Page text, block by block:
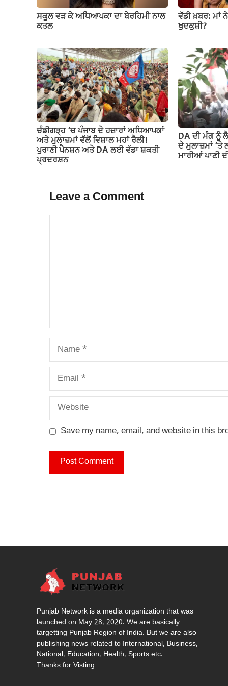
ਸਕੂਲ ਵੜ ਕੇ ਅਧਿਆਪਕਾ ਦਾ ਬੇਰਹਿਮੀ ਨਾਲ
ਕਤਲ
ਵੱਡੀ ਖ਼ਬਰ: ਮਾਂ
ਖੁਦਕੁਸ਼ੀ?
ਚੰਡੀਗੜ੍ਹ ‘ਚ ਪੰਜਾਬ ਦੇ ਹਜ਼ਾਰਾਂ ਅਧਿਆਪਕਾਂ
ਅਤੇ ਮੁਲਾਜ਼ਮਾਂ ਵੱਲੋਂ ਵਿਸ਼ਾਲ ਮਹਾਂ ਰੈਲੀ!
ਪੁਰਾਣੀ ਪੈਨਸ਼ਨ ਅਤੇ DA ਲਈ ਵੱਡਾ ਸ਼ਕਤੀ
ਪ੍ਰਦਰਸ਼ਨ
DA ਦੀ ਮੰਗ ਨੂੰ
ਦੇ ਮੁਲਾਜ਼ਮਾਂ ‘ਤੇ
ਮਾਰੀਆਂ ਪਾਣੀ
Leave a Comment
Name
Email
Website
Save my name, email, and website in this
Punjab Network is a media organization that was
launched on May 28, 2020. We are basically
targetting Punjab Region of India. But we are also
publishing news related to International, Business,
National, Education, Health, Sports etc.
Thanks for Visting